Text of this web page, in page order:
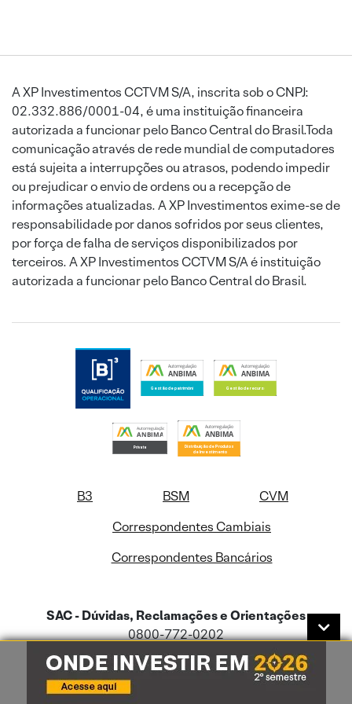
A XP Investimentos CCTVM S/A, inscrita sob o CNPJ:
02.332.886/0001-04, é uma instituição financeira
autorizada a funcionar pelo Banco Central do Brasil.Toda
comunicação através de rede mundial de computadores
está sujeita a interrupções ou atrasos, podendo impedir
ou prejudicar o envio de ordens ou a recepção de
informações atualizadas. A XP Investimentos exime-se de
responsabilidade por danos sofridos por seus clientes,
por força de falha de serviços disponibilizados por
terceiros. A XP Investimentos CCTVM S/A é instituição
autorizada a funcionar pelo Banco Central do Brasil.
B3 BSM
CVM
Correspondentes Cambiais
Correspondentes Bancários
SAC - Dúvidas, Reclamações e Orientações
0800-772-0202
De segunda a sexta-feira das 09hs às 18hs
Se não estiver satisfeito: